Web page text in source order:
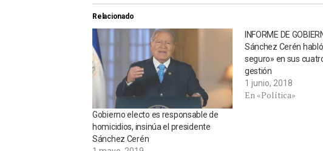
Relacionado
Gobierno electo es responsable de
homicidios, insinúa el presidente
Sánchez Cerén
INFORME DE
Sánchez Cerén
seguro» en sus
gestión
1 junio, 2018
En «Política»